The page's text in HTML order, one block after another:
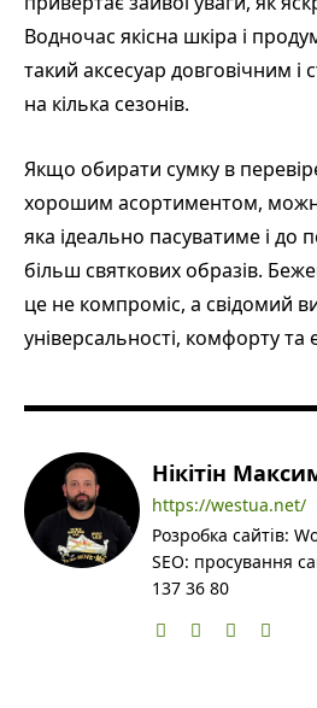
Водночас якісна шкіра і
такий аксесуар довговічним
на кілька сезонів.
Якщо обирати сумку в
хорошим асортиментом,
яка ідеально пасуватиме і до
більш святкових образів.
це не компроміс, а свідомий
універсальності, комфорту та
Нікітін
https://westua.net/
Розробка сайтів:
SEO: просування
137 36 80